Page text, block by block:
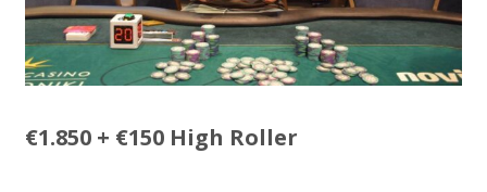
€1.850 + €150 High Roller